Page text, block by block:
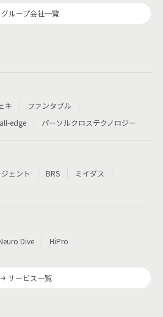
グループ会社一覧
キ
ファンタブル
edge パーソルクロステクノロジー
ェント BRS
ミイダス
Dive HiPro
サービス一覧